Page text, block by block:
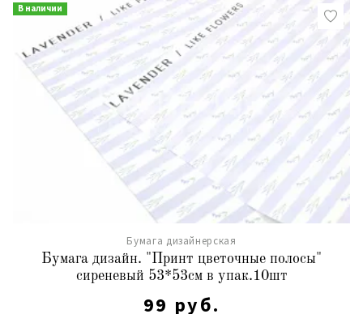
В наличии
Бумага дизайнерская
Бумага дизайн. "Принт цветочные полосы"
сиреневый 53*53см в упак.10шт
99 руб.